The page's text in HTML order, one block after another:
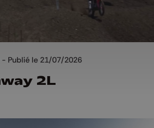
- Publié le 21/07/2026
2L